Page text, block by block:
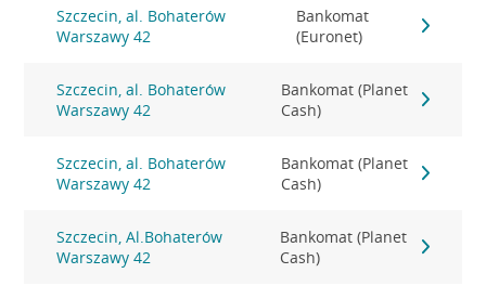
Szczecin, al. Bohaterów
Warszawy 42
Bankomat
(Euronet)
Szczecin, al. Bohaterów
Warszawy 42
Bankomat (Planet
Cash)
Szczecin, al. Bohaterów
Warszawy 42
Bankomat (Planet
Cash)
Szczecin, Al.Bohaterów
Warszawy 42
Bankomat (Planet
Cash)